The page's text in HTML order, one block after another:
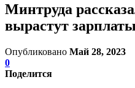
Минтруда
вырастут
Опубликовано Май 28, 2023
0
Поделится